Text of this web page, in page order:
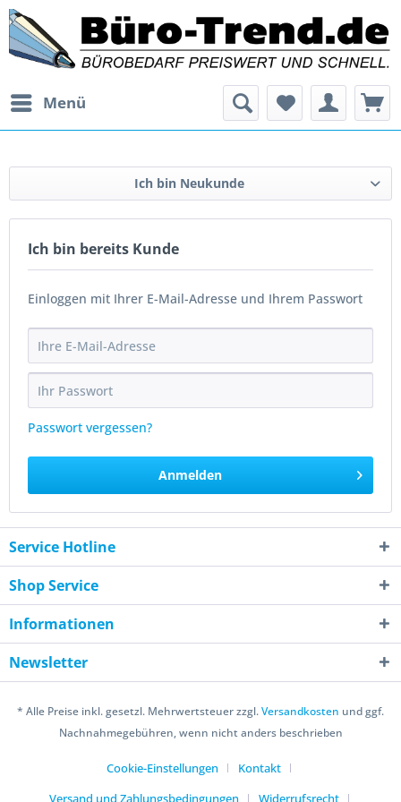
Menü
Ich bin Neukunde
Ich bin bereits Kunde
Einloggen mit Ihrer E-Mail-Adresse und Ihrem Passwort
Passwort vergessen?
Anmelden
Service Hotline
Shop Service
Informationen
Newsletter
* Alle Preise inkl. gesetzl. Mehrwertsteuer zzgl.Versandkosten und ggf.
Nachnahmegebühren, wenn nicht anders beschrieben
Cookie-Einstellungen
Kontakt
Versand und Zahlungsbedingungen
Widerrufsrecht